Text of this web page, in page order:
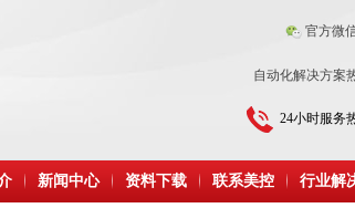
官方微
自动化解决方案
24小时服务
新闻中心 资料下载 联系美控 行业解